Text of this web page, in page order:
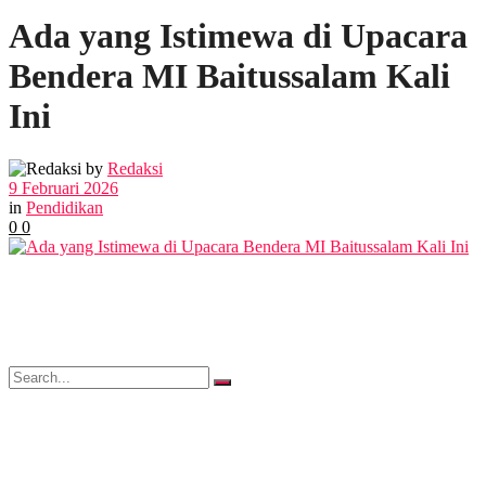
POLITIK
OPINI
Ada yang Istimewa di Upacara
Bendera MI Baitussalam Kali
Ini
by Redaksi
9 Februari 2026
in Pendidikan
0 0